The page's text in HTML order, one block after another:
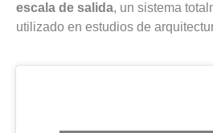
escala de salida, un sistema
utilizado en estudios de